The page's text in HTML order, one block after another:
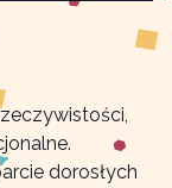
dorosłych